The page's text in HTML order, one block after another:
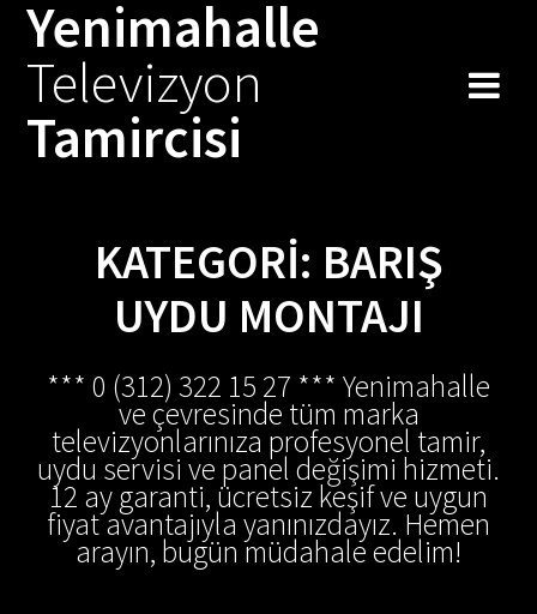
Skip
to
Yenimahalle
Televizyon
Tamircisi
KATEGORI: BARIŞ
UYDU MONTAJI
*** 0 (312) 322 15 27 *** Yenimahalle
ve çevresinde tüm marka
televizyonlarınıza profesyonel tamir,
uydu servisi ve panel değişimi hizmeti.
12 ay garanti, ücretsiz keşif ve uygun
fiyat avantajıyla yanınızdayız. Hemen
arayın, bugün müdahale edelim!